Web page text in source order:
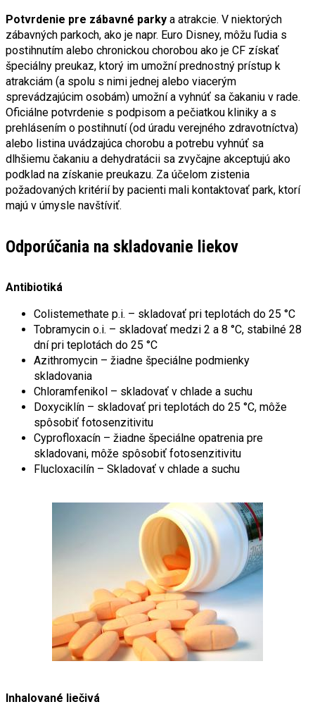
Potvrdenie pre zábavné parky a atrakcie. V niektorých
zábavných parkoch, ako je napr. Euro Disney, môžu ľudia s
postihnutím alebo chronickou chorobou ako je CF získať
špeciálny preukaz, ktorý im umožní prednostný prístup k
atrakciám (a spolu s nimi jednej alebo viacerým
sprevádzajúcim osobám) umožní a vyhnúť sa čakaniu v rade.
Oficiálne potvrdenie s podpisom a pečiatkou kliniky a s
prehlásením o postihnutí (od úradu verejného zdravotníctva)
alebo listina uvádzajúca chorobu a potrebu vyhnúť sa
dlhšiemu čakaniu a dehydratácii sa zvyčajne akceptujú ako
podklad na získanie preukazu. Za účelom zistenia
požadovaných kritérií by pacienti mali kontaktovať park, ktorí
majú v úmysle navštíviť.
Odporúčania na skladovanie liekov
Antibiotiká
Colistemethate p.i. – skladovať pri teplotách do 25 °C
Tobramycin o.i. – skladovať medzi 2 a 8 °C, stabilné 28
dní pri teplotách do 25 °C
Azithromycin – žiadne špeciálne podmienky
skladovania
Chloramfenikol – skladovať v chlade a suchu
Doxyciklín – skladovať pri teplotách do 25 °C, môže
spôsobiť fotosenzitivitu
Cyprofloxacín – žiadne špeciálne opatrenia pre
skladovani, môže spôsobiť fotosenzitivitu
Flucloxacilín – Skladovať v chlade a suchu
Inhalované liečivá